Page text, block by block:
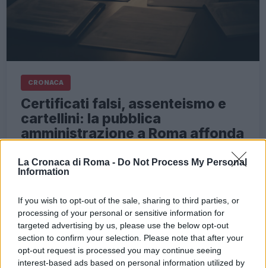
La Cronaca di Roma - Do Not Process My Personal
Information
If you wish to opt-out of the sale, sharing to third parties, or
processing of your personal or sensitive information for
targeted advertising by us, please use the below opt-out
section to confirm your selection. Please note that after your
opt-out request is processed you may continue seeing
interest-based ads based on personal information utilized by
CRONACA
Certificati falsi, assenteismo e
cartellini: la pubblica
amministrazione a Roma affonda
3 Giugno 2026 - 09:09Italo Lauro
vero e proprio tsunami di scandali che ha messo
in luce l’incredibile mala gestione della pubblica
amministrazione. Certificati medici…
Leggi l’articolo →